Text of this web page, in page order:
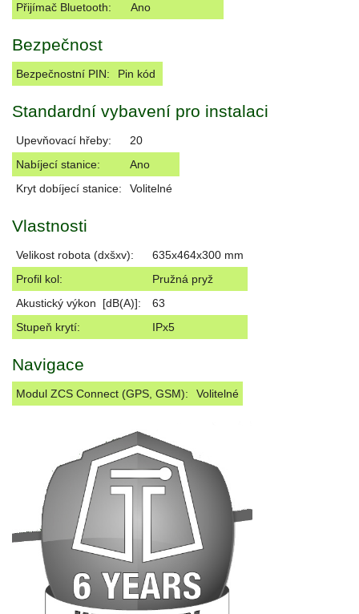
Přijímač Bluetooth:
Ano
Bezpečnost
Bezpečnostní PIN: Pin kód
Standardní vybavení pro instalaci
Upevňovací hřeby:
20
Nabíjecí stanice:
Ano
Kryt dobíjecí stanice:
Volitelné
Vlastnosti
Velikost robota (dxšxv):
635x464x300 mm
Profil kol:
Pružná pryž
Akustický výkon [dB(A)]:
63
Stupeň krytí:
IPx5
Navigace
Modul ZCS Connect (GPS, GSM): Volitelné